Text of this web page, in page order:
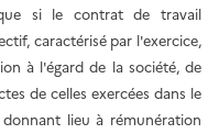
si le contrat de travail
caractérisé par l'exercice,
à l'égard de la société, de
de celles exercées dans le
lieu à rémunération